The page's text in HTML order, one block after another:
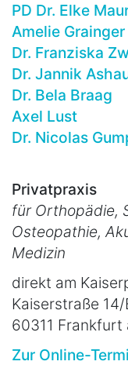
PD Dr. Elke
Amelie Grainger
Dr. Franziska
Dr. Jannik
Dr. Bela Braag
Axel Lust
Dr. Nicolas
Privatpraxis
für Orthopädie,
Osteopathie,
Medizin
direkt am
Kaiserstraße
60311 Frankfurt
Zur Online-